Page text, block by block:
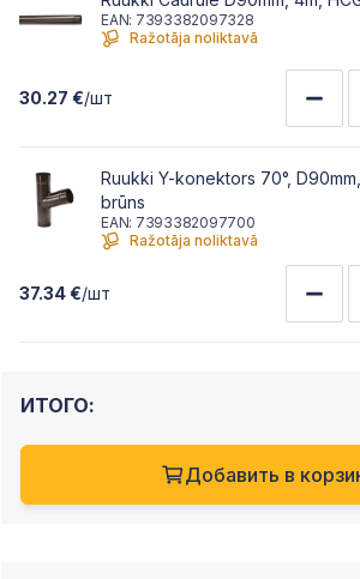
EAN: 7393382097328
Ražotāja noliktavā
30.27 €/шт
Ruukki Y-konektors 70°,
brūns
EAN: 7393382097700
Ražotāja noliktavā
37.34 €/шт
ИТОГО:
Добавить в